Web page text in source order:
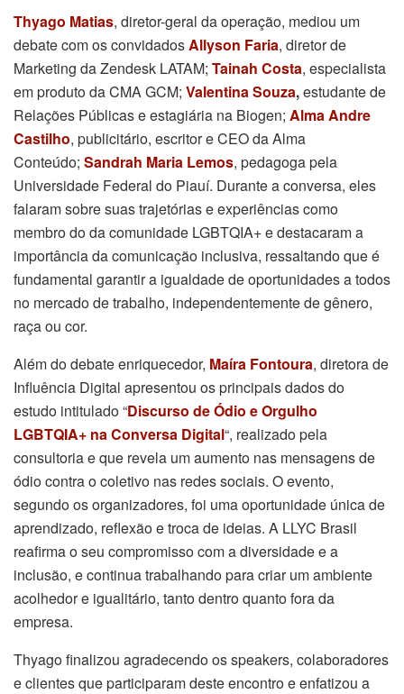
Thyago Matias, diretor-geral da operação, mediou um
debate com os convidadosAllyson Faria, diretor de
Marketing da Zendesk LATAM; Tainah Costa, especialista
em produto da CMA GCM; Valentina Souza,estudante de
Relações Públicas e estagiária na Biogen; Alma Andre
Castilho, publicitário, escritor e CEO da Alma
Conteúdo; Sandrah Maria Lemos, pedagoga pela
Universidade Federal do Piauí. Durante a conversa, eles
falaram sobre suas trajetórias e experiências como
membro do da comunidade LGBTQIA+ e destacaram a
importância da comunicação inclusiva, ressaltando que é
fundamental garantir a igualdade de oportunidades a todos
no mercado de trabalho, independentemente de gênero,
raça ou cor.
Além do debate enriquecedor, Maíra Fontoura, diretora de
Influência Digital apresentou os principais dados do
estudo intitulado “Discurso de Ódio e Orgulho
LGBTQIA+ na Conversa Digital“, realizado pela
consultoria e que revela um aumento nas mensagens de
ódio contra o coletivo nas redes sociais. O evento,
segundo os organizadores, foi uma oportunidade única de
aprendizado, reflexão e troca de ideias. A LLYC Brasil
reafirma o seu compromisso com a diversidade e a
inclusão, e continua trabalhando para criar um ambiente
acolhedor e igualitário, tanto dentro quanto fora da
empresa.
Thyago finalizou agradecendo os speakers, colaboradores
e clientes que participaram deste encontro e enfatizou a